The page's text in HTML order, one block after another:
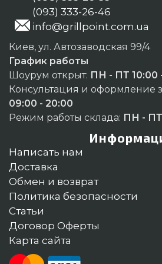
(093) 333-26-46
info@grillpoint.com.ua
Киев, ул. Автозаводская 99/4
График работы
Шоурум открыт: ПН - ПТ 10:00
Консультация и оформление
09:00 - 20:00
Режим работы склада: ПН - ПТ
Написать нам
Доставка
Обмен и возврат
Политика безопасности
Статьи
Договор Оферты
Карта сайта